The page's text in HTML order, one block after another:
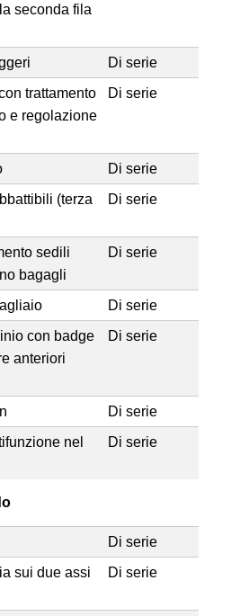
seconda fila
Di serie
trattamento
e regolazione
Di serie
Di serie
(terza
Di serie
sedili
bagagli
Di serie
Di serie
con badge
anteriori
Di serie
Di serie
nel
Di serie
Di serie
sui due assi
Di serie